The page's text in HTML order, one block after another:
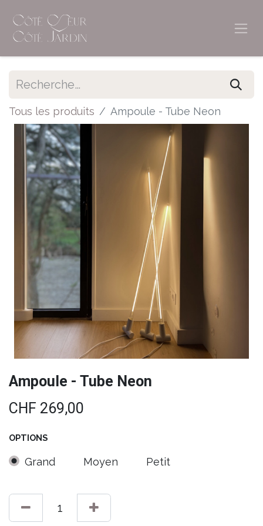
Tous les produits Ampoule - Tube Neon
Ampoule - Tube Neon
CHF 269,00
OPTIONS
Grand Moyen Petit